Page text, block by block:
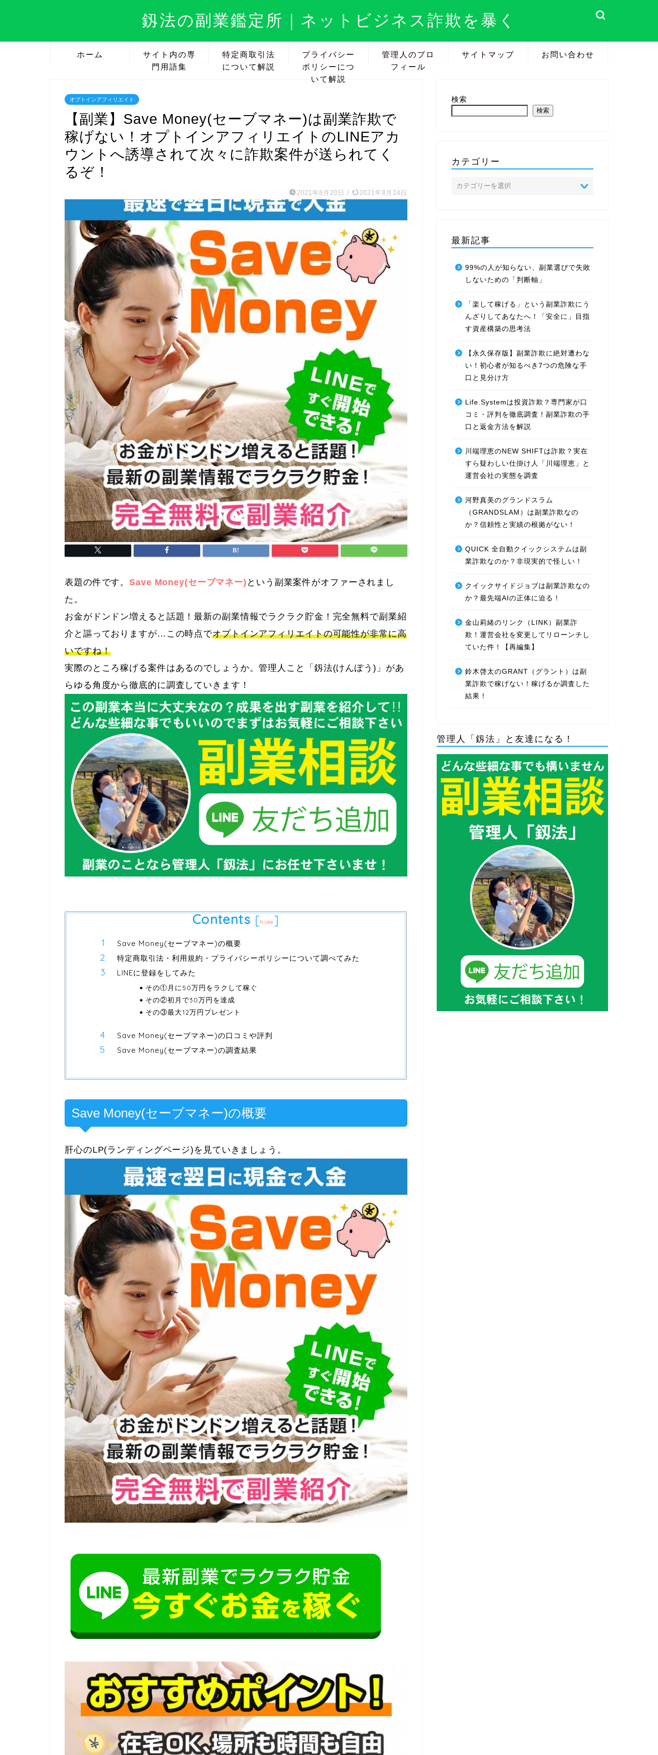
釼法の副業鑑定所｜ネットビジネス詐欺を暴く
ホーム
サイト内の専
門用語集
特定商取引法
について解説
プライバシー
ポリシーにつ
いて解説
管理人のプロ
フィール
サイトマップ お問い合わせ
オプトインアフィリエイト
【副業】Save Money(セーブマネー)は副業詐欺で
稼げない！オプトインアフィリエイトのLINEアカ
ウントへ誘導されて次々に詐欺案件が送られてく
るぞ！
2021年8月20日 / 2021年8月24日
表題の件です。Save Money(セーブマネー) という副業案件がオファーされまし
た。
お金がドンドン増えると話題！最新の副業情報でラクラク貯金！完全無料で副業紹
介と謳っておりますが…この時点でオプトインアフィリエイトの可能性が非常に高
いですね！
実際のところ稼げる案件はあるのでしょうか。管理人こと「釼法(けんぽう)」があ
らゆる角度から徹底的に調査していきます！
Contents [hide]
Save Money(セーブマネー)の概要
特定商取引法・利用規約・プライバシーポリシーについて調べてみた
LINEに登録をしてみた
その①月に50万円をラクして稼ぐ
その②初月で30万円を達成
その③最大12万円プレゼント
Save Money(セーブマネー)の口コミや評判
Save Money(セーブマネー)の調査結果
Save Money(セーブマネー)の概要
肝心のLP(ランディングページ)を見ていきましょう。
検索
検索
カテゴリー
最新記事
99%の人が知らない、副業選びで失敗
しないための「判断軸」
「楽して稼げる」という副業詐欺にう
んざりしてあなたへ！「安全に」目指
す資産構築の思考法
【永久保存版】副業詐欺に絶対遭わな
い！初心者が知るべき7つの危険な手
口と見分け方
Life.Systemは投資詐欺？専門家が口
コミ・評判を徹底調査！副業詐欺の手
口と返金方法を解説
川端理恵のNEW SHIFTは詐欺？実在
すら疑わしい仕掛け人「川端理恵」と
運営会社の実態を調査
河野真美のグランドスラム
（GRANDSLAM）は副業詐欺なの
か？信頼性と実績の根拠がない！
QUICK 全自動クイックシステムは副
業詐欺なのか？非現実的で怪しい！
クイックサイドジョブは副業詐欺なの
か？最先端AIの正体に迫る！
金山莉緒のリンク（LINK）副業詐
欺！運営会社を変更してリローンチし
ていた件！【再編集】
鈴木啓太のGRANT（グラント）は副
業詐欺で稼げない！稼げるか調査した
結果！
管理人「釼法」と友達になる！